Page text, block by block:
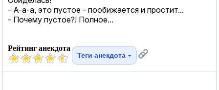
- А-а-а, это пустое - пообижается и простит...
- Почему пустое?! Полное...
Рейтинг анекдота
Теги анекдота